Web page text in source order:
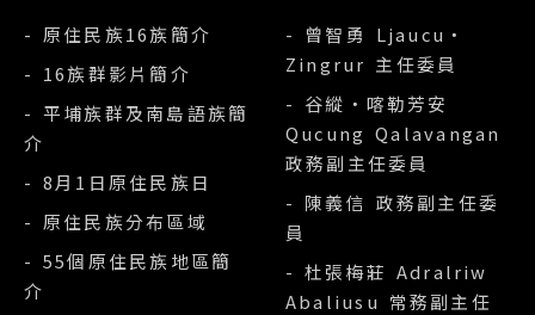
- 原住民族16族簡介
- 16族群影片簡介
- 平埔族群及南島語族簡
介
- 8月1日原住民族日
- 原住民族分布區域
- 55個原住民族地區簡
介
- 曾智勇 Ljaucu‧
Zingrur 主任委員
- 谷縱‧喀勒芳安
Qucung Qalavangan
政務副主任委員
- 陳義信 政務副主任委
員
- 杜張梅莊 Adralriw
Abaliusu 常務副主任